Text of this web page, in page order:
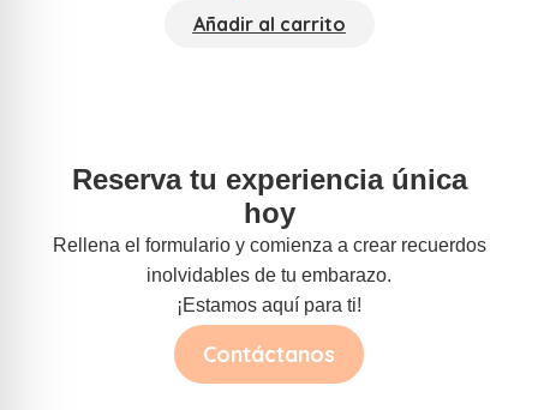
Añadir al carrito
Reserva tu experiencia única
hoy
Rellena el formulario y comienza a crear recuerdos
inolvidables de tu embarazo.
¡Estamos aquí para ti!
Contáctanos